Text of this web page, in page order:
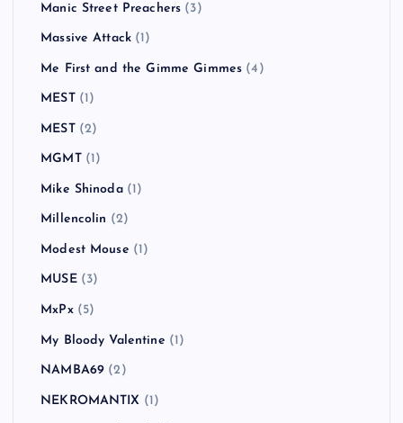
Manic Street Preachers (3)
Massive Attack (1)
Me First and the Gimme Gimmes (4)
MEST(1)
MEST(2)
MGMT(1)
Mike Shinoda(1)
Millencolin (2)
Modest Mouse (1)
MUSE(3)
MxPx(5)
My Bloody Valentine (1)
NAMBA69 (2)
NEKROMANTIX (1)